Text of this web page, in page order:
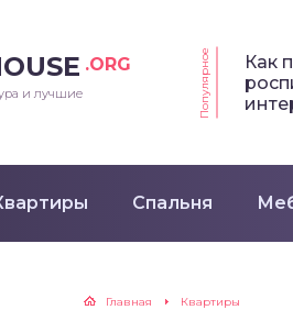
.ORG
и лучшие
Популярное
Как
Спальня
Главная Квартиры